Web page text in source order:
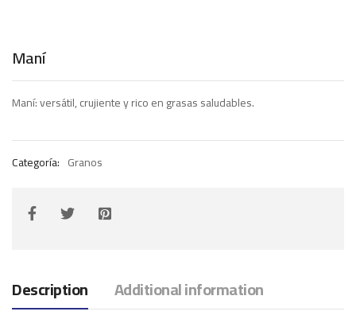
Maní
Maní: versátil, crujiente y rico en grasas saludables.
Categoría: Granos
Description Additional information